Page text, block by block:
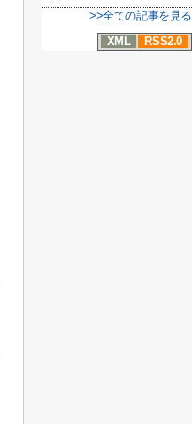
>>全ての記事を見る
XML
RSS2.0